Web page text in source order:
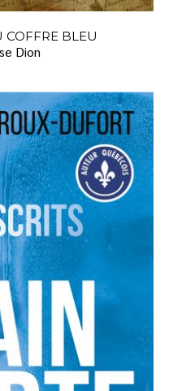
COFFRE BLEU
Dion